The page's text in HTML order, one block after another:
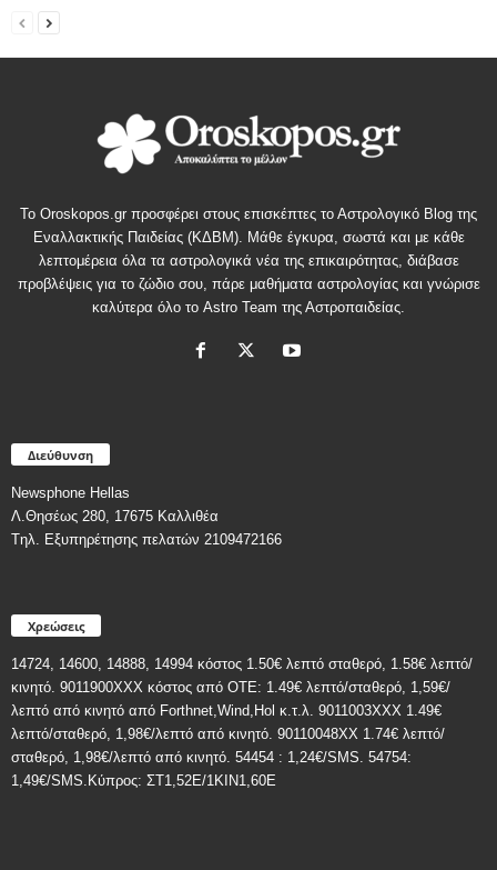
Το Oroskopos.gr προσφέρει στους επισκέπτες το Αστρολογικό Blog της
Εναλλακτικής Παιδείας (ΚΔΒΜ). Μάθε έγκυρα, σωστά και με κάθε
λεπτομέρεια όλα τα αστρολογικά νέα της επικαιρότητας, διάβασε
προβλέψεις για το ζώδιο σου, πάρε μαθήματα αστρολογίας και γνώρισε
καλύτερα όλο το Astro Team της Αστροπαιδείας.
Διεύθυνση
Newsphone Hellas
Λ.Θησέως 280, 17675 Καλλιθέα
Tηλ. Εξυπηρέτησης πελατών 2109472166
Χρεώσεις
14724, 14600, 14888, 14994 κόστος 1.50€ λεπτό σταθερό, 1.58€ λεπτό/
κινητό. 9011900ΧΧΧ κόστος από ΟΤΕ: 1.49€ λεπτό/σταθερό, 1,59€/
λεπτό από κινητό από Forthnet,Wind,Hol κ.τ.λ. 9011003XXX 1.49€
λεπτό/σταθερό, 1,98€/λεπτό από κινητό. 90110048XX 1.74€ λεπτό/
σταθερό, 1,98€/λεπτό από κινητό. 54454 : 1,24€/SMS. 54754:
1,49€/SMS.Κύπρος: ΣT1,52E/1KIN1,60E